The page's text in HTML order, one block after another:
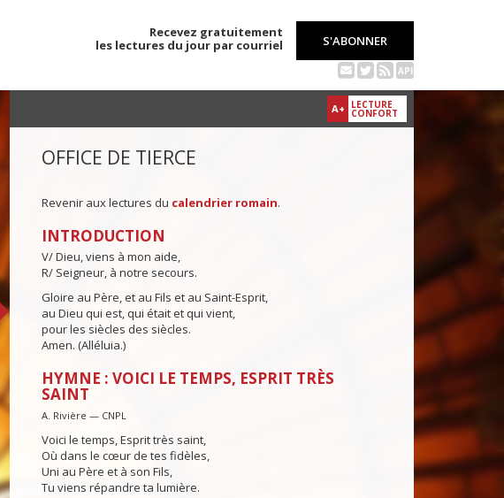
Recevez gratuitement
les lectures du jour par courriel
S'ABONNER
API
A+ LECTURE
CONFORT
OFFICE DE TIERCE
Revenir aux lectures du calendrier romain.
INTRODUCTION
V/ Dieu, viens à mon aide,
R/ Seigneur, à notre secours.
Gloire au Père, et au Fils et au Saint-Esprit,
au Dieu qui est, qui était et qui vient,
pour les siècles des siècles.
Amen. (Alléluia.)
HYMNE : VOICI LE TEMPS, ESPRIT TRÈS
SAINT
A. Rivière — CNPL
Voici le temps, Esprit très saint,
Où dans le cœur de tes fidèles,
Uni au Père et à son Fils,
Tu viens répandre ta lumière.